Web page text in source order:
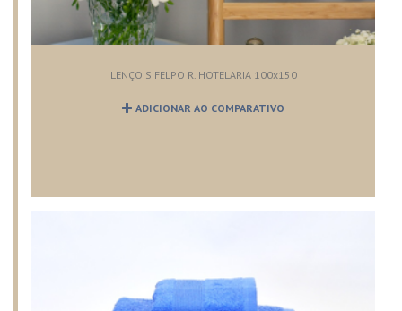
LENÇOIS FELPO R. HOTELARIA 100x150
ADICIONAR AO COMPARATIVO